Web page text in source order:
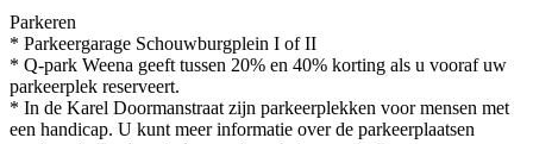
Parkeren
* Parkeergarage Schouwburgplein I of II
* Q-park Weena geeft tussen 20% en 40% korting als u vooraf uw
parkeerplek reserveert.
* In de Karel Doormanstraat zijn parkeerplekken voor mensen met
een handicap. U kunt meer informatie over de parkeerplaatsen